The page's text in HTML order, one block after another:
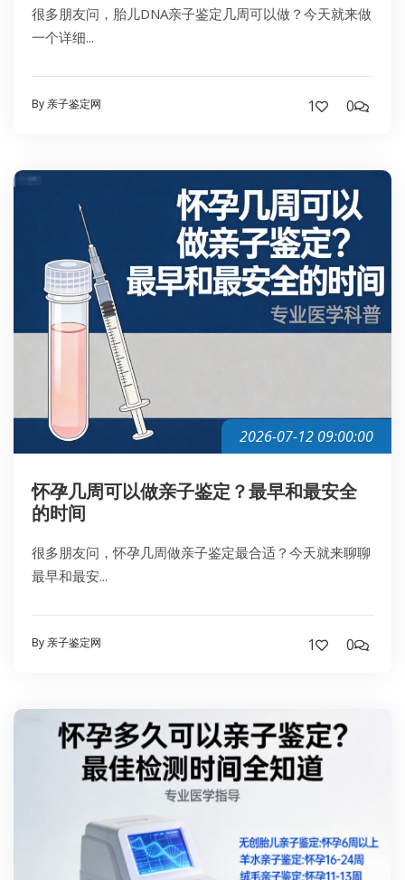
很多朋友问，胎儿DNA亲子鉴定几周可以做？今天就来做
一个详细...
By 亲子鉴定网 1 0
2026-07-12 09:00:00
怀孕几周可以做亲子鉴定？最早和最安全
的时间
很多朋友问，怀孕几周做亲子鉴定最合适？今天就来聊聊
最早和最安...
By 亲子鉴定网 1 0